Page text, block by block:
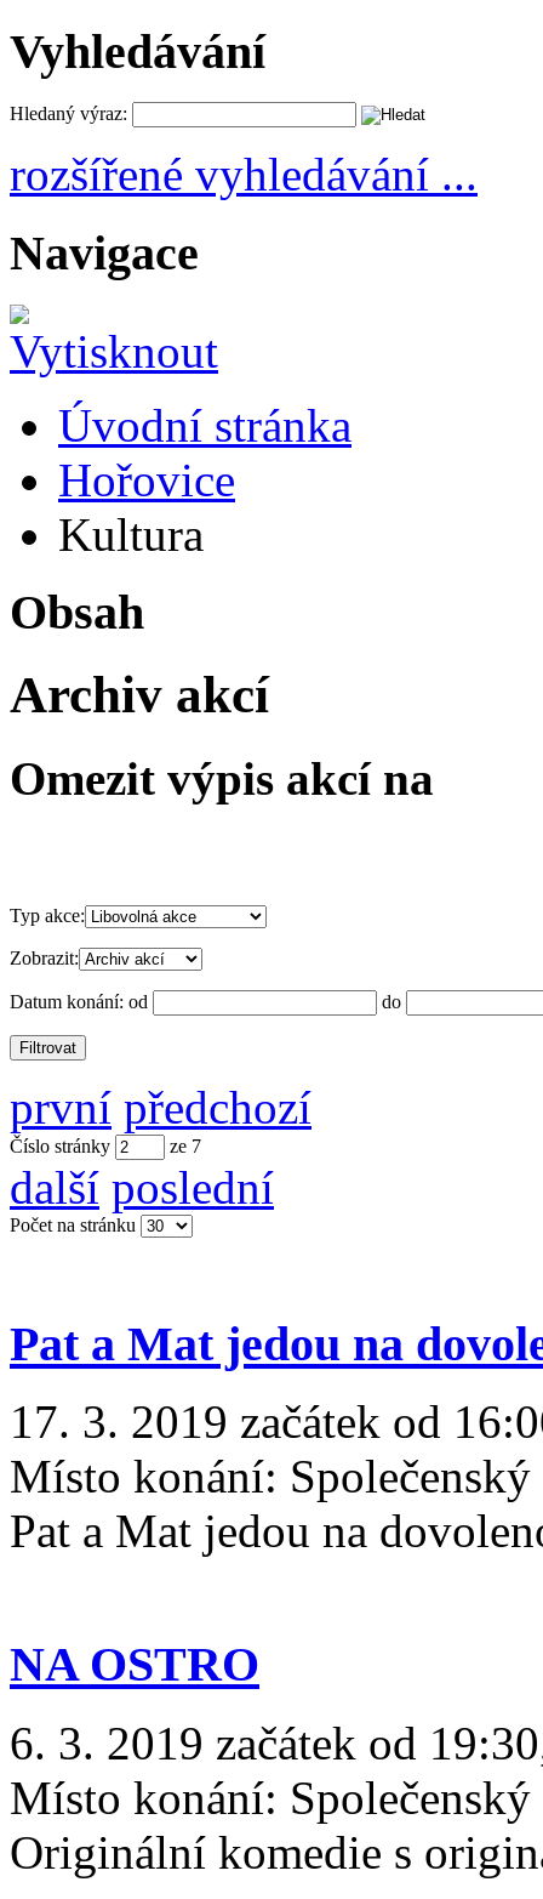
Vyhledávání
Hledaný výraz:
rozšířené vyhledávání ...
Navigace
Úvodní stránka
Hořovice
Kultura
Obsah
Archiv akcí
Omezit výpis akcí na
Typ akce:
Zobrazit:
Datum konání: od do
první předchozí
Číslo stránky ze 7
další poslední
Počet na stránku
Pat a Mat jedou na
17. 3. 2019 začátek od
Místo konání:
Pat a Mat jedou na
NA OSTRO
6. 3. 2019 začátek od
Místo konání:
Originální komedie s